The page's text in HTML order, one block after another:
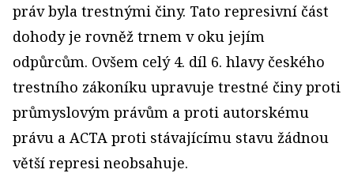
práv byla trestnými činy. Tato represivní část
dohody je rovněž trnem v oku jejím
odpůrcům. Ovšem celý 4. díl 6. hlavy českého
trestního zákoníku upravuje trestné činy proti
průmyslovým právům a proti autorskému
právu a ACTA proti stávajícímu stavu žádnou
větší represi neobsahuje.